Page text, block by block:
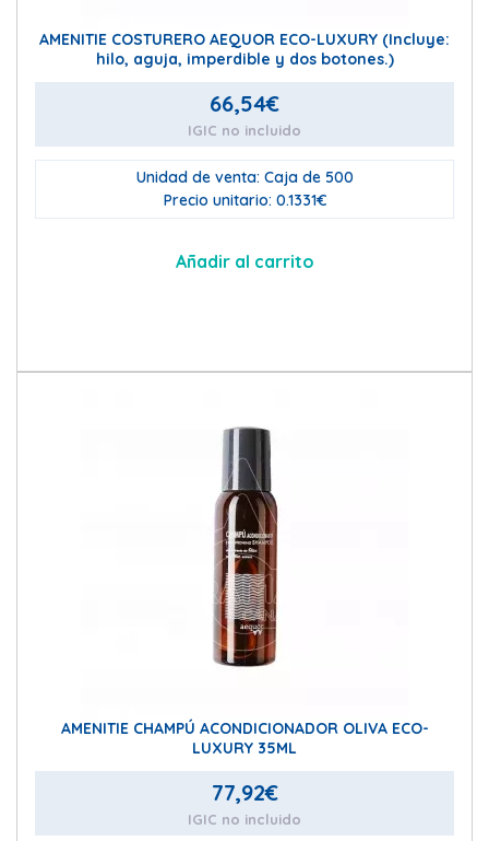
AMENITIE COSTURERO AEQUOR ECO-LUXURY (Incluye:
hilo, aguja, imperdible y dos botones.)
66,54€
IGIC no incluido
Unidad de venta: Caja de 500
Precio unitario: 0.1331€
Añadir al carrito
AMENITIE CHAMPÚ ACONDICIONADOR OLIVA ECO-
LUXURY 35ML
77,92€
IGIC no incluido